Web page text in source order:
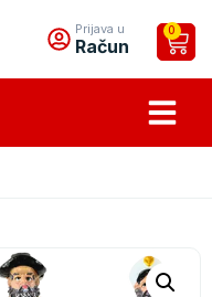
Prijava u
Račun
0